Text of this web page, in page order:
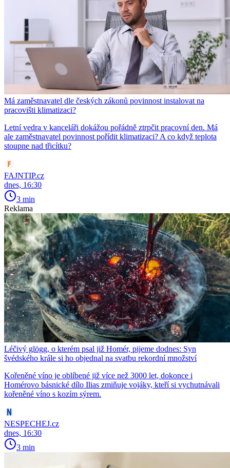
Má zaměstnavatel dle českých zákonů povinnost instalovat na
pracovišti klimatizaci?
Letní vedra v kanceláři dokážou pořádně ztrpčit pracovní den. Má
ale zaměstnavatel povinnost pořídit klimatizaci? A co když teplota
stoupne nad třicítku?
FAJNTIP.cz
dnes, 16:30
3 min
Reklama
Léčivý glögg, o kterém psal již Homér, pijeme dodnes: Syn
švédského krále si ho objednal na svatbu rekordní množství
Kořeněné víno je oblíbené již více než 3000 let, dokonce i
Homérovo básnické dílo Ilias zmiňuje vojáky, kteří si vychutnávali
kořeněné víno s kozím sýrem.
NESPECHEJ.cz
dnes, 16:30
3 min